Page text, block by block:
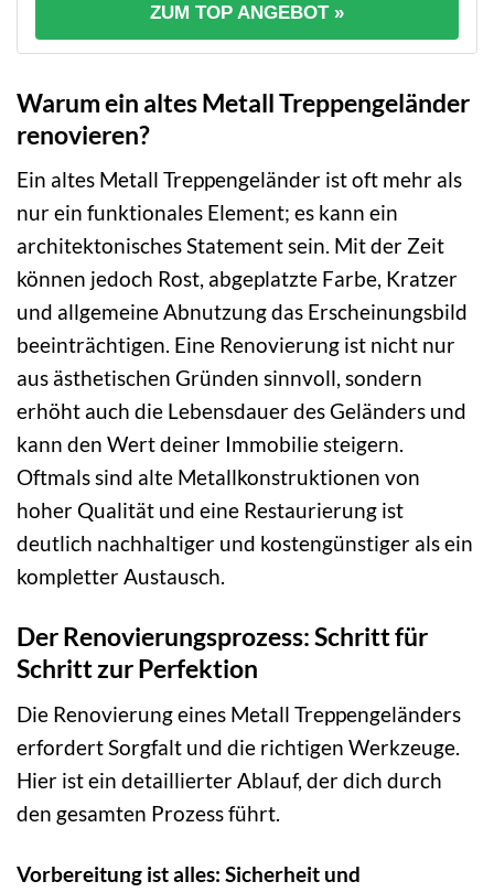
ZUM TOP ANGEBOT »
Warum ein altes Metall Treppengeländer
renovieren?
Ein altes Metall Treppengeländer ist oft mehr als
nur ein funktionales Element; es kann ein
architektonisches Statement sein. Mit der Zeit
können jedoch Rost, abgeplatzte Farbe, Kratzer
und allgemeine Abnutzung das Erscheinungsbild
beeinträchtigen. Eine Renovierung ist nicht nur
aus ästhetischen Gründen sinnvoll, sondern
erhöht auch die Lebensdauer des Geländers und
kann den Wert deiner Immobilie steigern.
Oftmals sind alte Metallkonstruktionen von
hoher Qualität und eine Restaurierung ist
deutlich nachhaltiger und kostengünstiger als ein
kompletter Austausch.
Der Renovierungsprozess: Schritt für
Schritt zur Perfektion
Die Renovierung eines Metall Treppengeländers
erfordert Sorgfalt und die richtigen Werkzeuge.
Hier ist ein detaillierter Ablauf, der dich durch
den gesamten Prozess führt.
Vorbereitung ist alles: Sicherheit und